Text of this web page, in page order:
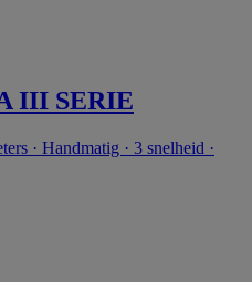
III SERIE
· Handmatig · 3 snelheid ·